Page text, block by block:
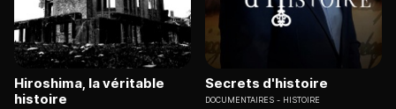
Hiroshima, la véritable
histoire
Secrets d'histoire
DOCUMENTAIRES HISTOIRE